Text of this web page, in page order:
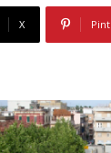
X